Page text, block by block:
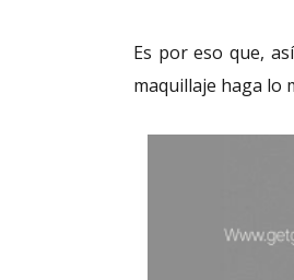
Es por eso que,
maquillaje haga lo